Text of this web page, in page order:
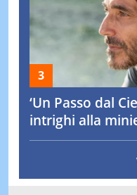
‘Un Passo dal
intrighi alla